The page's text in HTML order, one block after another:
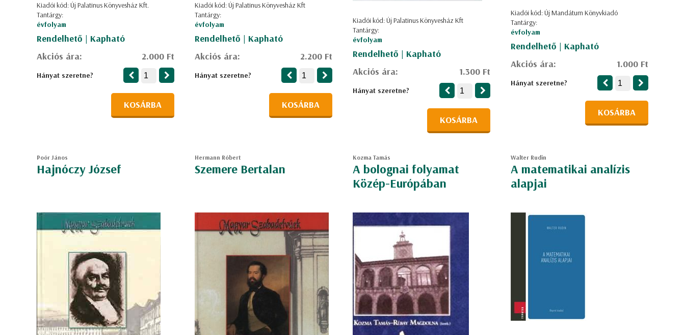
Kiadói kód: Új Palatinus Könyvesház Kft.
Tantárgy:
évfolyam
Rendelhető | Kapható
Akciós ára:
2.000 Ft
Hányat szeretne?
KOSÁRBA
Kiadói kód: Új Palatinus Könyvesház Kft
Tantárgy:
évfolyam
Rendelhető | Kapható
Akciós ára:
2.200 Ft
Hányat szeretne?
KOSÁRBA
Kiadói kód: Új Palatinus Könyvesház Kft
Tantárgy:
évfolyam
Rendelhető | Kapható
Akciós ára:
1.300 Ft
Hányat szeretne?
KOSÁRBA
Kiadói kód: Új Mandátum Könyvkiadó
Tantárgy:
évfolyam
Rendelhető | Kapható
Akciós ára:
1.000 Ft
Hányat szeretne?
KOSÁRBA
Poór János
Hajnóczy József
Hermann Róbert
Szemere Bertalan
Kozma Tamás
A bolognai folyamat
Közép-Európában
Walter Rudin
A matematikai analízis
alapjai